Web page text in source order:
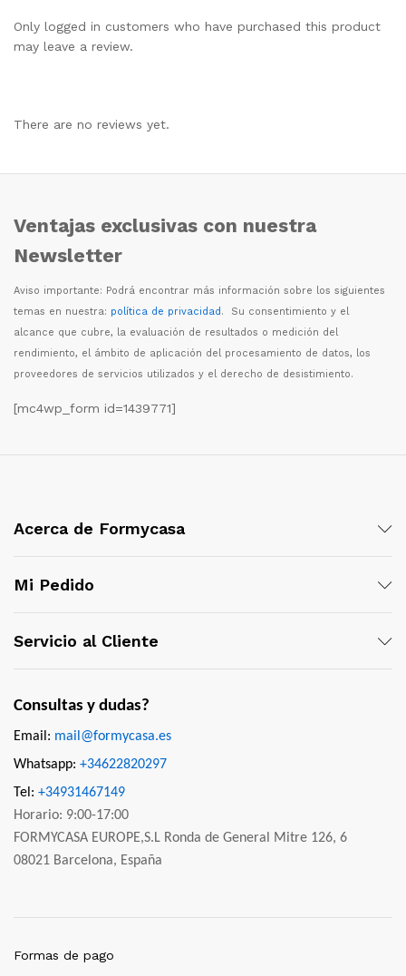
Only logged in customers who have purchased this product
may leave a review.
There are no reviews yet.
Ventajas exclusivas con nuestra
Newsletter
Aviso importante: Podrá encontrar más información sobre los siguientes
temas en nuestra: política de privacidad. Su consentimiento y el
alcance que cubre, la evaluación de resultados o medición del
rendimiento, el ámbito de aplicación del procesamiento de datos, los
proveedores de servicios utilizados y el derecho de desistimiento.
[mc4wp_form id=1439771]
Acerca de Formycasa
Mi Pedido
Servicio al Cliente
Consultas y dudas?
Email: mail@formycasa.es
Whatsapp: +34622820297
Tel: +34931467149
Horario: 9:00-17:00
FORMYCASA EUROPE,S.L Ronda de General Mitre 126, 6
08021 Barcelona, España
Formas de pago